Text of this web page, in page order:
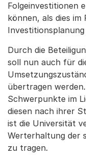
Folgeinvestitionen
können, als dies im
Durch die
soll nun auch für
übertragen
Schwerpunkte im
diesen nach ihrer
ist die Universität
Werterhaltung der
zu tragen.